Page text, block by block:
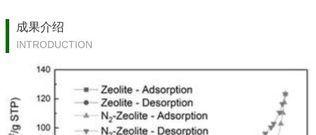
成果介绍
INTRODUCTION